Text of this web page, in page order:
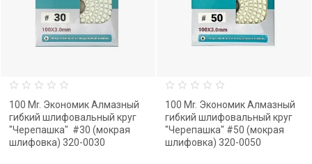
100 Mr. Экономик Алмазный
гибкий шлифовальный круг
"Черепашка" #30 (мокрая
шлифовка) 320-0030
100 Mr. Экономик Алмазный
гибкий шлифовальный круг
"Черепашка" #50 (мокрая
шлифовка) 320-0050